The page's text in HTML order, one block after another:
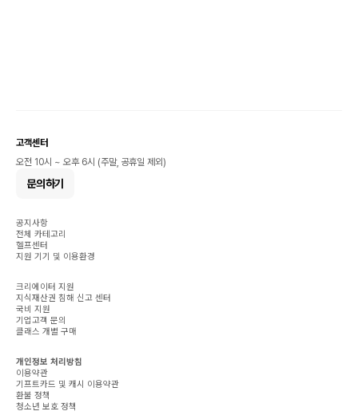
고객센터
오전 10시 ~ 오후 6시 (주말, 공휴일 제외)
문의하기
공지사항
전체 카테고리
헬프센터
지원 기기 및 이용환경
크리에이터 지원
지식재산권 침해 신고 센터
국비 지원
기업고객 문의
클래스 개별 구매
개인정보 처리방침
이용약관
기프트카드 및 캐시 이용약관
환불 정책
청소년 보호 정책